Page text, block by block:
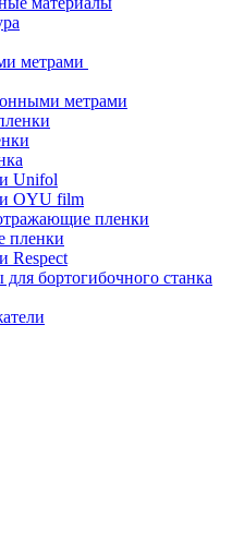
метрами
метрами
Unifol
OYU film
пленки
пленки
Respect
бортогибочного станка